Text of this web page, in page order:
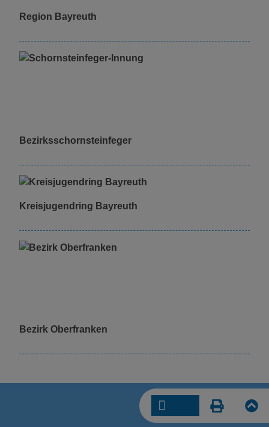
Region Bayreuth
Bezirksschornsteinfeger
Kreisjugendring Bayreuth
Bezirk Oberfranken